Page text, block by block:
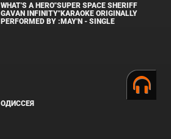
WHAT'S A HERO"SUPER SPACE SHERIFF
GAVAN INFINITY"KARAOKE ORIGINALLY
PERFORMED BY :MAY'N - SINGLE
ОДИССЕЯ